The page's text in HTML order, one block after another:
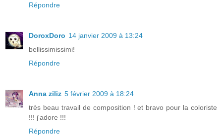
Répondre
DoroxDoro 14 janvier 2009 à 13:24
bellissimissimi!
Répondre
Anna ziliz 5 février 2009 à 18:24
très beau travail de composition ! et bravo pour la coloriste
!!! j'adore !!!
Répondre